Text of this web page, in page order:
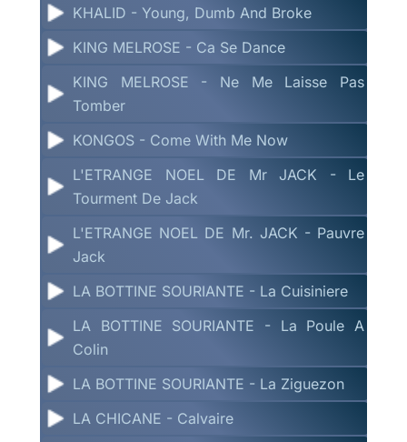
KHALID - Young, Dumb And Broke
KING MELROSE - Ca Se Dance
KING MELROSE - Ne Me Laisse Pas
Tomber
KONGOS - Come With Me Now
L'ETRANGE NOEL DE Mr JACK - Le
Tourment De Jack
L'ETRANGE NOEL DE Mr. JACK - Pauvre
Jack
LA BOTTINE SOURIANTE - La Cuisiniere
LA BOTTINE SOURIANTE - La Poule A
Colin
LA BOTTINE SOURIANTE - La Ziguezon
LA CHICANE - Calvaire